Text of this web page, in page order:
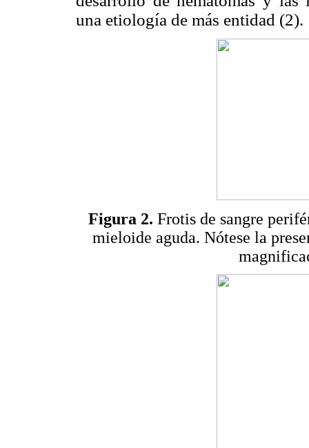
una etiología de más entidad (2).
Figura 2. Frotis de sangre
mieloide aguda. Nótese la